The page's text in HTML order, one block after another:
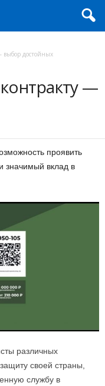
выбор достойных
—
проявить
значимый вклад в
различных
своей страны,
службу в